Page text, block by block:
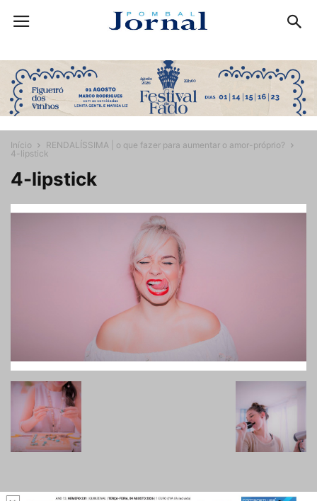
Início
RENDALÍSSIMA | o que fazer para aumentar o amor-próprio?
4-lipstick
4-lipstick